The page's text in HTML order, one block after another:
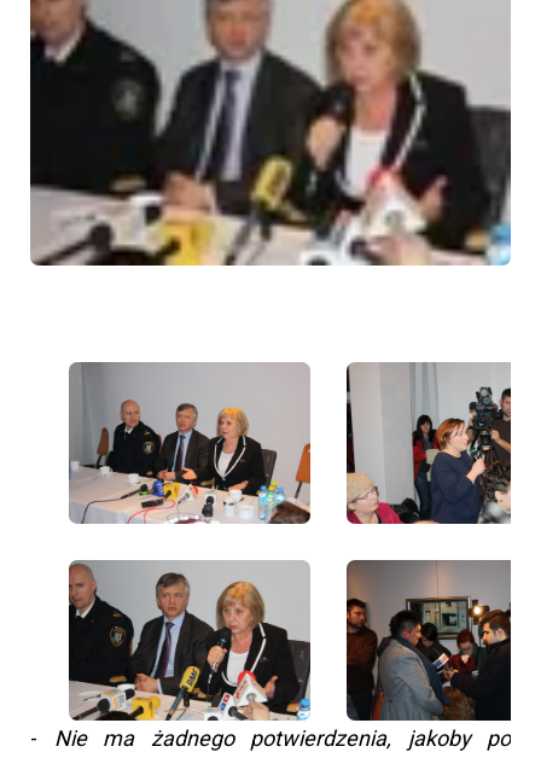
- Nie ma żadnego potwierdzenia, jakoby po